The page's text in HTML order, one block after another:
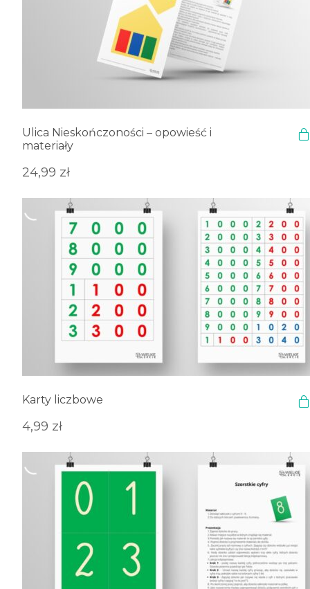
Ulica Nieskończoności – opowieść i
materiały
24,99 zł
Karty liczbowe
4,99 zł